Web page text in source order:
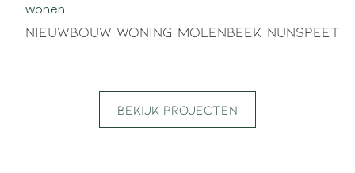
wonen
Nieuwbouw woning Molenbeek Nunspeet
Bekijk projecten